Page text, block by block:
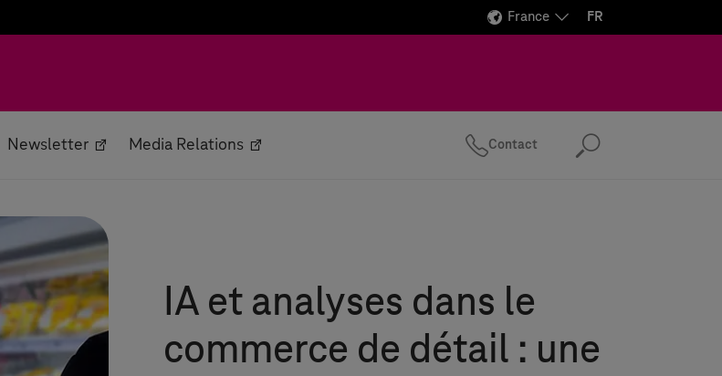
France FR
Newsletter Media Relations Contact
IA et analyses dans le
commerce de détail : une